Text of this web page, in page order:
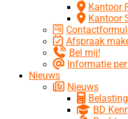
Kantoor
Kantoor
Afspraak
Bel mij!
Informatie
Nieuws
Nieuws
BD